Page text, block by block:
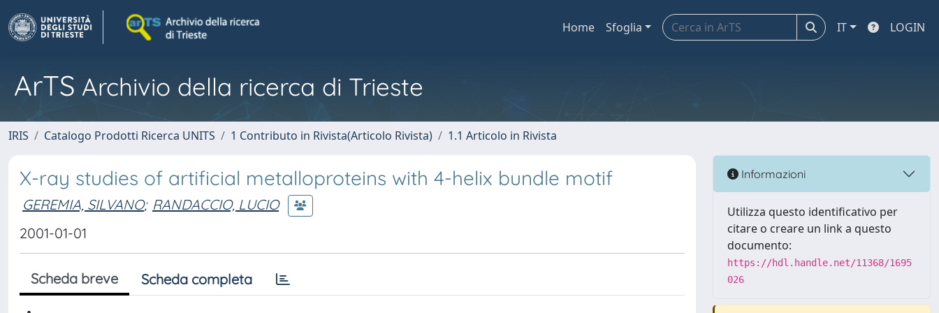
Home Sfoglia IT LOGIN
ArTS Archivio della ricerca di Trieste
IRIS Catalogo Prodotti Ricerca UNITS 1 Contributo in Rivista(Articolo Rivista) 1.1 Articolo in Rivista
X-ray studies of artificial metalloproteins with 4-helix bundle motif
GEREMIA, SILVANO; RANDACCIO, LUCIO
2001-01-01
Scheda breve Scheda completa
Informazioni
Utilizza questo identificativo per
citare o creare un link a questo
documento:
https://hdl.handle.net/11368/1695
026